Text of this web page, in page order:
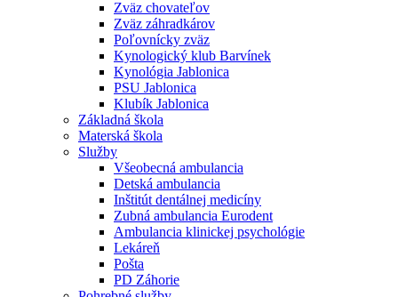
Zväz chovateľov
Zväz záhradkárov
Poľovnícky zväz
Kynologický klub Barvínek
Kynológia Jablonica
PSU Jablonica
Klubík Jablonica
Základná škola
Materská škola
Služby
Všeobecná ambulancia
Detská ambulancia
Inštitút dentálnej medicíny
Zubná ambulancia Eurodent
Ambulancia klinickej psychológie
Lekáreň
Pošta
PD Záhorie